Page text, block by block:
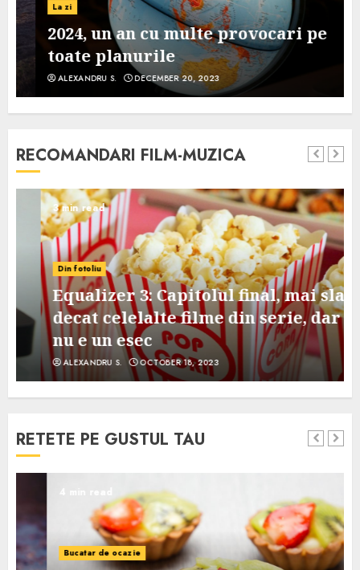
La zi
2024, un an cu multe provocari pe
toate planurile
ALEXANDRU S. DECEMBER 20, 2023
RECOMANDARI FILM-MUZICA
3 min read
Din fotoliu
Equalizer 3: Capitolul final, mai slab
decat celelalte filme din serie, dar
nu e un esec
ALEXANDRU S. OCTOBER 18, 2023
RETETE PE GUSTUL TAU
4 min read
Bucatar de ocazie